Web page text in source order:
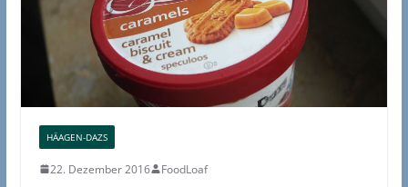
HÄAGEN-DAZS
22. Dezember 2016 FoodLoaf